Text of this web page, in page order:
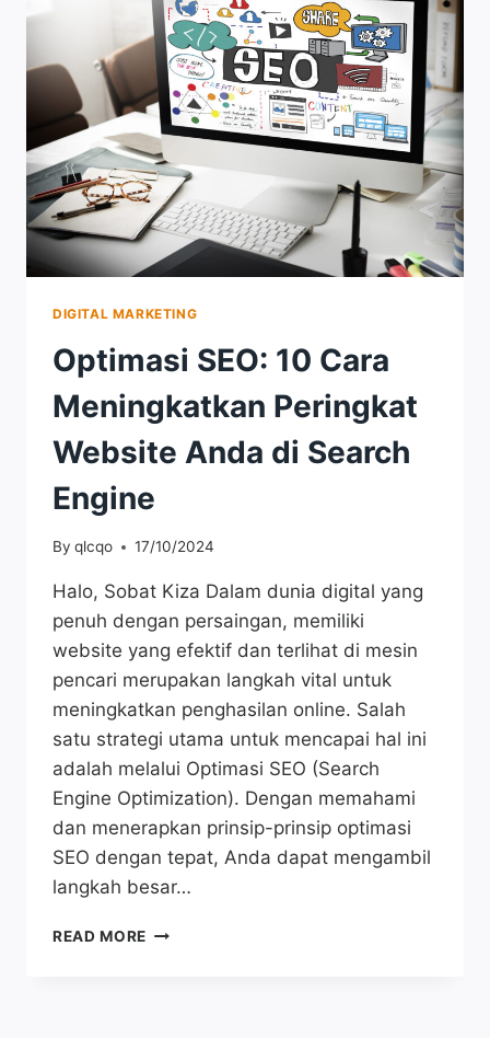
KETERAMPILAN
DIGITAL
MARKETING
DIGITAL MARKETING
Optimasi SEO: 10 Cara
Meningkatkan Peringkat
Website Anda di Search
Engine
By qlcqo 17/10/2024
Halo, Sobat Kiza Dalam dunia digital yang
penuh dengan persaingan, memiliki
website yang efektif dan terlihat di mesin
pencari merupakan langkah vital untuk
meningkatkan penghasilan online. Salah
satu strategi utama untuk mencapai hal ini
adalah melalui Optimasi SEO (Search
Engine Optimization). Dengan memahami
dan menerapkan prinsip-prinsip optimasi
SEO dengan tepat, Anda dapat mengambil
langkah besar…
READ MORE OPTIMASI